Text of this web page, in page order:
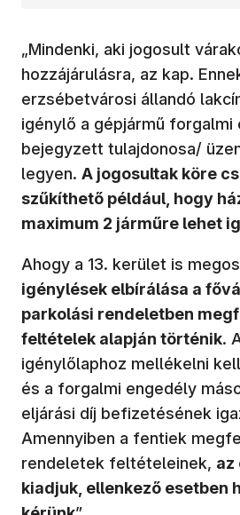
„Mindenki, aki jogosult
hozzájárulásra, az kap.
erzsébetvárosi állandó
igénylő a gépjármű forgalmi
bejegyzett tulajdonosa/
legyen. A jogosultak köre
szűkíthető például, hogy
maximum 2 járműre lehet
Ahogy a 13. kerület is
igénylések elbírálása a
parkolási rendeletben
feltételek alapján történik.
igénylőlaphoz mellékelni
és a forgalmi engedély
eljárási díj befizetésének
Amennyiben a fentiek
rendeletek feltételeinek, az
kiadjuk, ellenkező esetben